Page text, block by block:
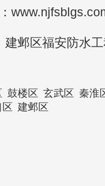
建邺区福安防水
鼓楼区 玄武区 秦淮
区 建邺区